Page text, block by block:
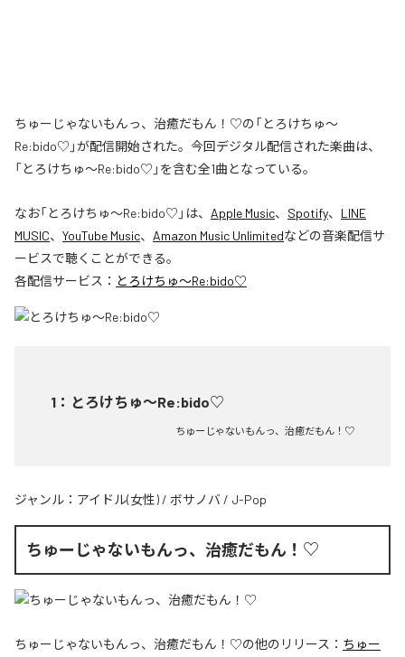
ちゅーじゃないもんっ、治癒だもん！♡の「とろけちゅ〜
Re:bido♡」が配信開始された。今回デジタル配信された楽曲は、
「とろけちゅ〜Re:bido♡」を含む全1曲となっている。
なお「とろけちゅ〜Re:bido♡ 」は、 Apple Music、 Spotify、 LINE
MUSIC、 YouTube Music、 Amazon Music Unlimitedなどの音楽配信サ
ービスで聴くことができる。
各配信サービス： とろけちゅ〜Re:bido♡
1 ： とろけちゅ〜Re:bido♡
ちゅーじゃないもんっ、治癒だもん！♡
ジャンル： アイドル(女性) / ボサノバ / J-Pop
ちゅーじゃないもんっ、治癒だもん！♡
ちゅーじゃないもんっ、治癒だもん！♡の他のリリース： ちゅー